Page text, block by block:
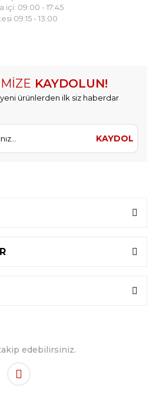
içi: 09:00 - 17:45
09:15 - 13:00
KAYDOLUN!
ürünlerden ilk siz haberdar
KAYDOL
edebilirsiniz.